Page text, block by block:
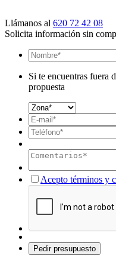
Llámanos al 620 72 42 08
Solicita información sin
Si te encuentras fuera
propuesta
Acepto términos y